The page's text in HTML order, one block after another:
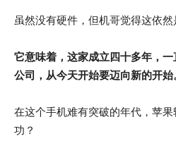
虽然没有硬件，但机哥觉得这依然
它意味着，这家成立四十多年，
公司，从今天开始要迈向新的开始
在这个手机难有突破的年代，苹果
功？